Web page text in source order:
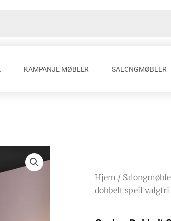
KAMPANJE MØBLER SALONGMØBLER
Hjem /
dobbelt speil